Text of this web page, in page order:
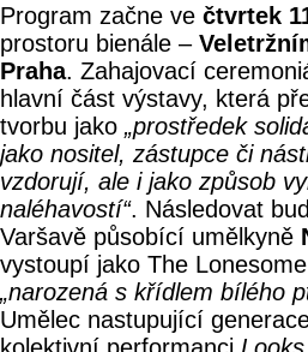
Program začne ve čtvrtek
prostoru bienále –
Praha. Zahajovací
hlavní část výstavy, která
tvorbu jako „prostředek
jako nositel, zástupce či
vzdorují, ale i jako způsob
naléhavostí“. Následovat
Varšavě působící umělkyně
vystoupí jako The
„narozená s křídlem bílého
Umělec nastupující
kolektivní performanci